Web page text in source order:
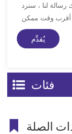
رسالة لنا ، سنرد
فئات
الصلة